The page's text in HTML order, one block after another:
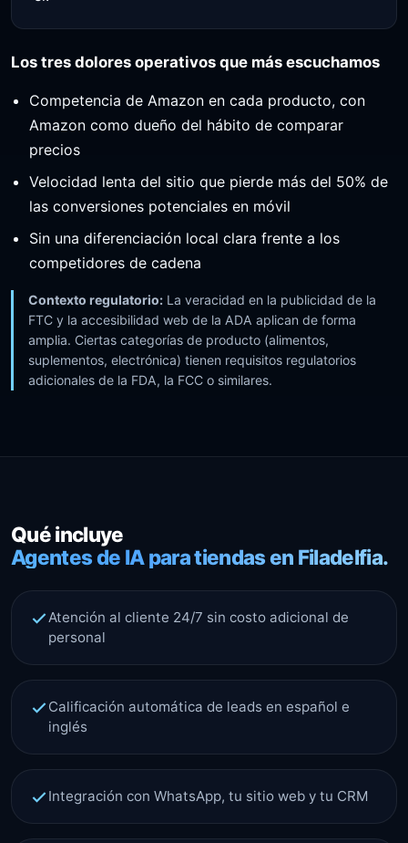
Los tres dolores operativos que más escuchamos
Competencia de Amazon en cada producto, con
Amazon como dueño del hábito de comparar
precios
Velocidad lenta del sitio que pierde más del 50% de
las conversiones potenciales en móvil
Sin una diferenciación local clara frente a los
competidores de cadena
Contexto regulatorio: La veracidad en la publicidad de la
FTC y la accesibilidad web de la ADA aplican de forma
amplia. Ciertas categorías de producto (alimentos,
suplementos, electrónica) tienen requisitos regulatorios
adicionales de la FDA, la FCC o similares.
Qué incluye
Agentes de IA para tiendas en Filadelfia.
Atención al cliente 24/7 sin costo adicional de
personal
Calificación automática de leads en español e
inglés
Integración con WhatsApp, tu sitio web y tu CRM